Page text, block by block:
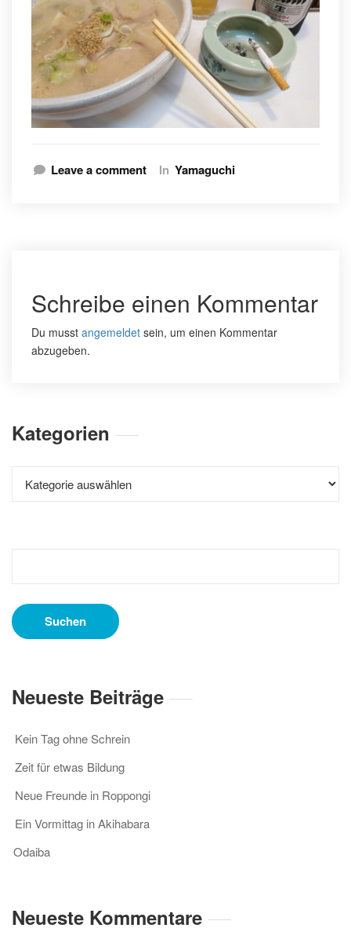
Leave a comment In Yamaguchi
Schreibe einen Kommentar
Du musst angemeldet sein, um einen Kommentar
abzugeben.
Kategorien
Neueste Beiträge
Kein Tag ohne Schrein
Zeit für etwas Bildung
Neue Freunde in Roppongi
Ein Vormittag in Akihabara
Odaiba
Neueste Kommentare